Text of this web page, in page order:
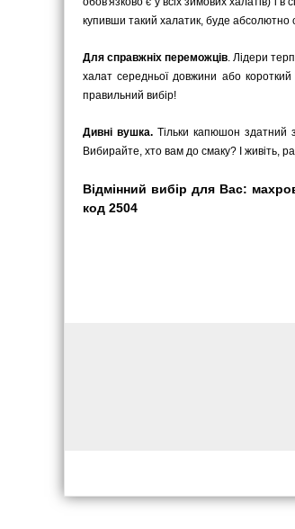
купивши такий халатик, буде абсолютно
Для справжніх переможців. Лідери
халат середньої довжини або
правильний вибір!
Дивні вушка.Тільки капюшон здатний
Вибирайте, хто вам до смаку? І живіть,
Відмінний вибір для Вас:
код 2504